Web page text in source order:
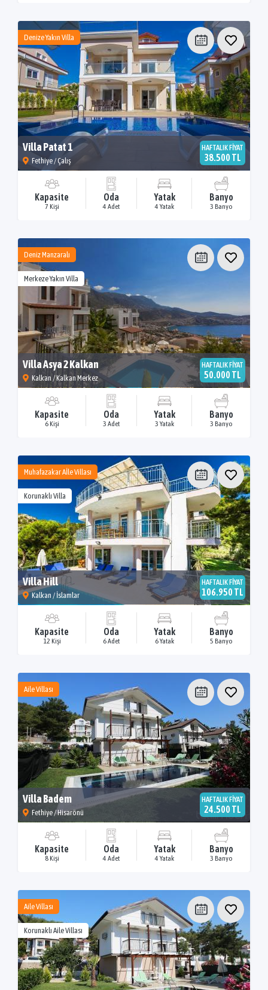
Denize Yakın Villa
Villa Patat 1
Fethiye / Çalış
HAFTALIK FİYAT
38.500 TL
Kapasite
7 Kişi
Oda
4 Adet
Yatak
4 Yatak
Banyo
3 Banyo
Deniz Manzaralı
Merkeze Yakın Villa
Villa Asya 2 Kalkan
Kalkan / Kalkan Merkez
HAFTALIK FİYAT
50.000 TL
Kapasite
6 Kişi
Oda
3 Adet
Yatak
3 Yatak
Banyo
3 Banyo
Muhafazakar Aİle Villası
Korunaklı Villa
Villa Hill
Kalkan / İslamlar
HAFTALIK FİYAT
106.950 TL
Kapasite
12 Kişi
Oda
6 Adet
Yatak
6 Yatak
Banyo
5 Banyo
Aile Villası
Villa Badem
Fethiye / Hisarönü
HAFTALIK FİYAT
24.500 TL
Kapasite
8 Kişi
Oda
4 Adet
Yatak
4 Yatak
Banyo
3 Banyo
Aile Villası
Korunaklı Aile Villası